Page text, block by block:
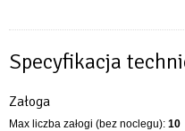
Specyfikacja
Załoga
Max liczba załogi (bez noclegu): 10